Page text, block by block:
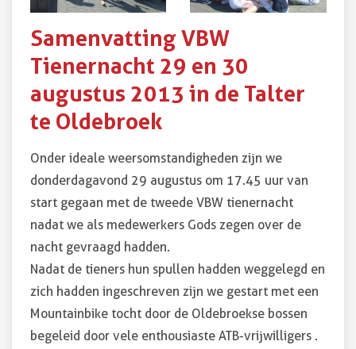
Samenvatting VBW
Tienernacht 29 en 30
augustus 2013 in de Talter
te Oldebroek
Onder ideale weersomstandigheden zijn we
donderdagavond 29 augustus om 17.45 uur van
start gegaan met de tweede VBW tienernacht
nadat we als medewerkers Gods zegen over de
nacht gevraagd hadden.
Nadat de tieners hun spullen hadden weggelegd en
zich hadden ingeschreven zijn we gestart met een
Mountainbike tocht door de Oldebroekse bossen
begeleid door vele enthousiaste ATB-vrijwilligers .